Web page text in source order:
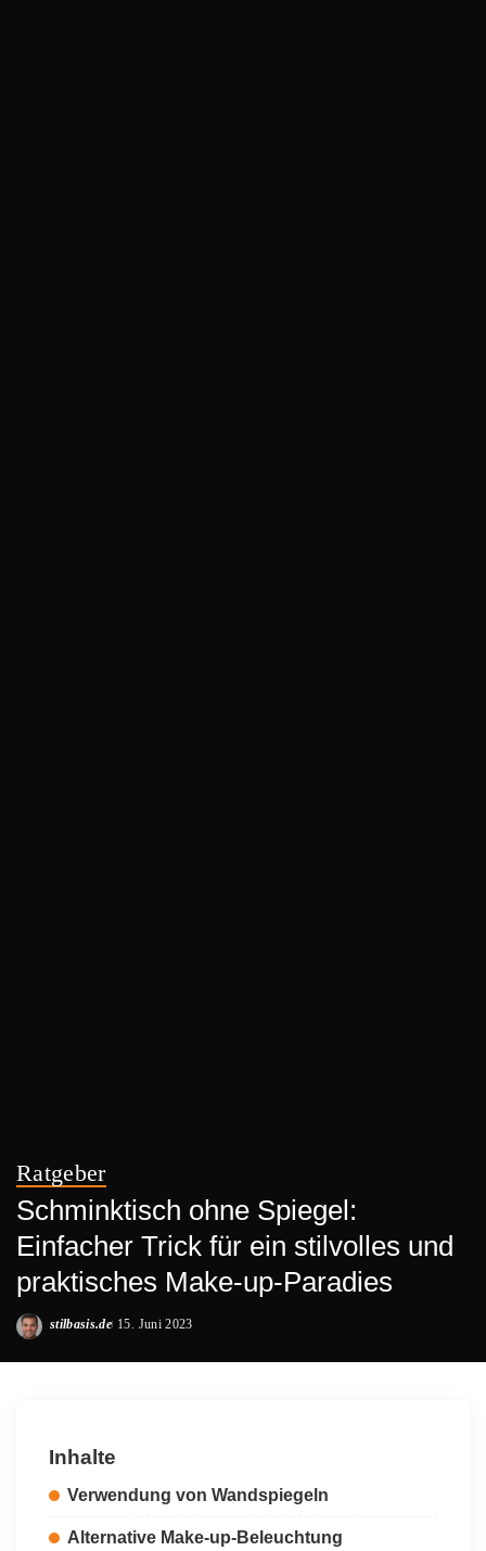
Ratgeber
Schminktisch ohne Spiegel:
Einfacher Trick für ein stilvolles und
praktisches Make-up-Paradies
Posted
stilbasis.de 15. Juni 2023
Inhalte
Verwendung von Wandspiegeln
Alternative Make-up-Beleuchtung